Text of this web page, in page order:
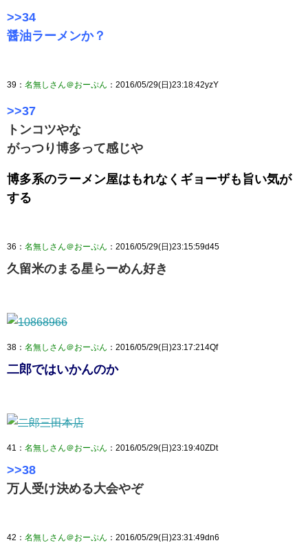
>>34
醤油ラーメンか？
39： 名無しさん＠おーぷん ：2016/05/29(日)23:18:42yzY
>>37
トンコツやな
がっつり博多って感じや
博多系のラーメン屋はもれなくギョーザも旨い気が
する
36： 名無しさん＠おーぷん ：2016/05/29(日)23:15:59d45
久留米のまる星らーめん好き
38： 名無しさん＠おーぷん ：2016/05/29(日)23:17:214Qf
二郎ではいかんのか
41： 名無しさん＠おーぷん ：2016/05/29(日)23:19:40ZDt
>>38
万人受け決める大会やぞ
42： 名無しさん＠おーぷん ：2016/05/29(日)23:31:49dn6